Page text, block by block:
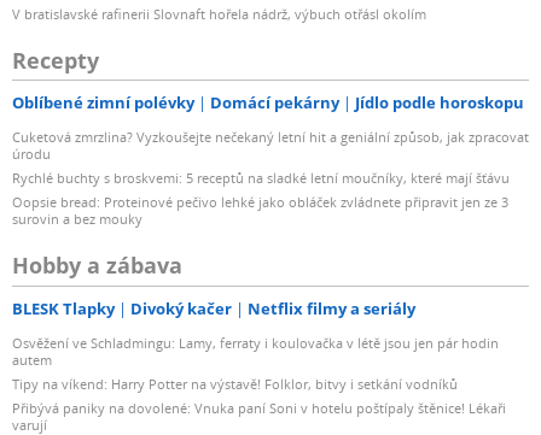
V bratislavské rafinerii Slovnaft hořela nádrž, výbuch otřásl okolím
Recepty
Oblíbené zimní polévky Domácí pekárny Jídlo podle horoskopu
Cuketová zmrzlina? Vyzkoušejte nečekaný letní hit a geniální způsob, jak zpracovat
úrodu
Rychlé buchty s broskvemi: 5 receptů na sladké letní moučníky, které mají šťávu
Oopsie bread: Proteinové pečivo lehké jako obláček zvládnete připravit jen ze 3
surovin a bez mouky
Hobby a zábava
BLESK Tlapky Divoký kačer Netflix filmy a seriály
Osvěžení ve Schladmingu: Lamy, ferraty i koulovačka v létě jsou jen pár hodin
autem
Tipy na víkend: Harry Potter na výstavě! Folklor, bitvy i setkání vodníků
Přibývá paniky na dovolené: Vnuka paní Soni v hotelu poštípaly štěnice! Lékaři
varují